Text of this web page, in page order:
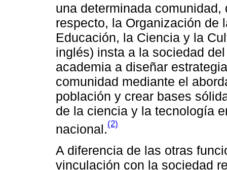
una determinada
respecto, la Organización de
Educación, la Ciencia y la
inglés) insta a la sociedad
academia a diseñar
comunidad mediante el
población y crear bases
de la ciencia y la tecnología
nacional.(2)
A diferencia de las otras
vinculación con la sociedad